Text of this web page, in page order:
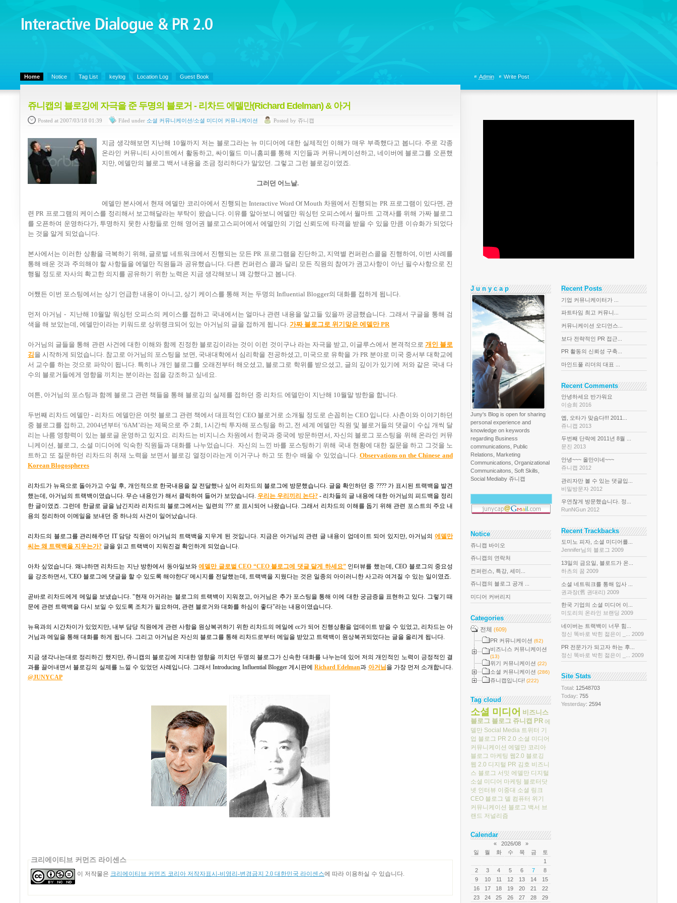
Interactive Dialogue &
PR 2.0
Home Notice Tag List keylog Location Log Guest Book
쥬니캡의 블로깅에 자극을 준 두명의 블로거 - 리차드 에델만(Richard Edelman) & 아거
Posted at 2007/03/18 01:39 Filed under 소셜 커뮤니케이션/소셜 미디어 커뮤니케이션 Posted by 쥬니캡
지금 생각해보면 지난해 10월까지 저는 블로그라는 뉴 미디어에 대한 실제적인 이해가 매우 부족했다고 봅니다. 주로 각종
온라인 커뮤니티 사이트에서 활동하고, 싸이월드 미니홈피를 통해 지인들과 커뮤니케이션하고, 네이버에 블로그를 오픈했
지만, 에델만의 블로그 백서 내용을 조금 정리하다가 말았던. 그렇고 그런 블로깅이였죠.
그러던 어느날.
에델만 본사에서 현재 에델만 코리아에서 진행되는 Interactive Word Of Mouth 차원에서 진행되는 PR 프로그램이 있다면, 관
련 PR 프로그램의 케이스를 정리해서 보고해달라는 부탁이 왔습니다. 이유를 알아보니 에델만 워싱턴 오피스에서 월마트 고객사를 위해 가짜 블로그
를 오픈하여 운영하다가, 투명하지 못한 사항들로 인해 영어권 블로고스피어에서 에델만의 기업 신뢰도에 타격을 받을 수 있을 만큼 이슈화가 되었다
는 것을 알게 되었습니다.
본사에서는 이러한 상황을 극복하기 위해, 글로벌 네트워크에서 진행되는 모든 PR 프로그램을 진단하고, 지역별 컨퍼런스콜을 진행하여, 이번 사례를
통해 배운 것과 주의해야 할 사항들을 에델만 직원들과 공유했습니다. 다른 컨퍼런스 콜과 달리 모든 직원의 참여가 권고사항이 아닌 필수사항으로 진
행될 정도로 자사의 확고한 의지를 공유하기 위한 노력은 지금 생각해보니 꽤 강했다고 봅니다.
어쨌든 이번 포스팅에서는 상기 언급한 내용이 아니고, 상기 케이스를 통해 저는 두명의 Influential Blogger의 대화를 접하게 됩니다.
먼저 아거님 - 지난해 10월말 워싱턴 오피스의 케이스를 접하고 국내에서는 얼마나 관련 내용을 알고들 있을까 궁금했습니다. 그래서 구글을 통해 검
색을 해 보았는데, 에델만이라는 키워드로 상위랭크되어 있는 아거님의 글을 접하게 됩니다. 가짜 블로그로 위기맞은 에델만 PR
아거님의 글들을 통해 관련 사건에 대한 이해와 함께 진정한 블로깅이라는 것이 이런 것이구나 라는 자극을 받고, 이글루스에서 본격적으로 개인 블로
깅을 시작하게 되었습니다. 참고로 아거님의 포스팅을 보면, 국내대학에서 심리학을 전공하셨고, 미국으로 유학을 가 PR 분야로 미국 중서부 대학교에
서 교수를 하는 것으로 파악이 됩니다. 특히나 개인 블로그를 오래전부터 해오셨고, 블로그로 학위를 받으셨고, 글의 깊이가 있기에 저와 같은 국내 다
수의 블로거들에게 영향을 끼치는 분이라는 점을 강조하고 싶네요.
여튼, 아거님의 포스팅과 함께 블로그 관련 책들을 통해 블로깅의 실제를 접하던 중 리차드 에델만이 지난해 10월말 방한을 합니다.
두번째 리차드 에델만 - 리차드 에델만은 여럿 블로그 관련 책에서 대표적인 CEO 블로거로 소개될 정도로 손꼽히는 CEO 입니다. 사촌이와 이야기하던
중 블로그를 접하고, 2004년부터 ‘6AM’라는 제목으로 주 2회, 1시간씩 투자해 포스팅을 하고, 전 세계 에델만 직원 및 블로거들의 댓글이 수십 개씩 달
리는 나름 영향력이 있는 블로글 운영하고 있지요. 리차드는 비지니스 차원에서 한국과 중국에 방문하면서, 자신의 블로그 포스팅을 위해 온라인 커뮤
니케이션, 블로그, 소셜 미디어에 익숙한 직원들과 대화를 나누었습니다. 자신의 느낀 바를 포스팅하기 위해 국내 현황에 대한 질문을 하고 그것을 노
트하고 또 질문하던 리차드의 취재 노력을 보면서 블로깅 열정이라는게 이거구나 하고 또 한수 배울 수 있었습니다. Observations on the Chinese and
Korean Blogospheres
리차드가 뉴욕으로 돌아가고 수일 후, 개인적으로 한국내용을 잘 전달했나 싶어 리차드의 블로그에 방문했습니다. 글을 확인하던 중 ???? 가 표시된 트랙백을 발견
했는데, 아거님의 트랙백이였습니다. 무슨 내용인가 해서 클릭하여 들어가 보았습니다. 우리는 우리끼리 논다? - 리차들의 글 내용에 대한 아거님의 피드백을 정리
한 글이였죠. 그런데 한글로 글을 남긴지라 리차드의 블로그에서는 일련의 ??? 로 표시되어 나왔습니다. 그래서 리차드의 이해를 돕기 위해 관련 포스트의 주요 내
용의 정리하여 이메일을 보내던 중 하나의 사건이 일어났습니다.
리차드의 블로그를 관리해주던 IT 담당 직원이 아거님의 트랙백을 지우게 된 것입니다. 지금은 아거님의 관련 글 내용이 업데이트 되어 있지만, 아거님의 에델만
씨는 왜 트랙백을 지우는가? 글을 읽고 트랙백이 지워진걸 확인하게 되었습니다.
아차 싶었습니다. 왜냐하면 리차드는 지난 방한에서 동아일보와에델만 글로벌 CEO “CEO 블로그에 댓글 달게 하세요”인터뷰를 했는데, CEO 블로그의 중요성
을 강조하면서, 'CEO 블로그에 댓글을 할 수 있도록 해야한다' 메시지를 전달했는데, 트랙백을 지웠다는 것은 일종의 아이러니한 사고라 여겨질 수 있는 일이였죠.
곧바로 리차드에게 메일을 보냈습니다. "현재 아거라는 블로그의 트랙백이 지워졌고, 아거님은 추가 포스팅을 통해 이에 대한 궁금증을 표현하고 있다. 그렇기 때
문에 관련 트랙백을 다시 보일 수 있도록 조치가 필요하며, 관련 블로거와 대화를 하심이 좋다"라는 내용이였습니다.
뉴욕과의 시간차이가 있었지만, 내부 담당 직원에게 관련 사항을 원상복귀하기 위한 리차드의 메일에 cc가 되어 진행상황을 업데이트 받을 수 있었고, 리차드는 아
거님과 메일을 통해 대화를 하게 됩니다. 그리고 아거님은 자신의 블로그를 통해 리차드로부터 메일을 받았고 트랙백이 원상복귀되었다는 글을 올리게 됩니다.
지금 생각나는대로 정리하긴 했지만, 쥬니캡의 블로깅에 지대한 영향을 끼치던 두명의 블로그가 신속한 대화를 나누는데 있어 저의 개인적인 노력이 긍정적인 결
과를 끌어내면서 블로깅의 실제를 느낄 수 있었던 사례입니다. 그래서 Introducing Influential Blogger 게시판에Richard Edelman과 아거님 을 가장 먼저 소개합니다.
@JUNYCAP
크리에이티브 커먼즈 라이센스
이 저작물은 크리에이티브 커먼즈 코리아 저작자표시-비영리-변경금지 2.0 대한민국 라이센스에 따라 이용하실 수 있습니다.
Admin Write Post
J u n y c a p
Juny's Blog is open for sharing
personal experience and
knowledge on keywords
regarding Business
communications, Public
Relations, Marketing
Communications, Organizational
Communicaitons, Soft Skills,
Social Mediaby 쥬니캡
Notice
쥬니캡 바이오
쥬니캡의 연락처
컨퍼런스, 특강, 세미...
쥬니캡의 블로그 공개 ...
미디어 커버리지
Categories
전체 (609)
PR 커뮤니케이션 (62)
비즈니스 커뮤니케이션
(13)
위기 커뮤니케이션 (22)
소셜 커뮤니케이션 (286)
쥬니캡입니다! (222)
Tag cloud
소셜 미디어 비즈니스
블로그 블로그 쥬니캡 PR 에
델만 Social Media 트위터 기
업 블로그 PR 2.0 소셜 미디어
커뮤니케이션 에델만 코리아
블로그 마케팅 웹2.0 블로깅
웹 2.0 디지털 PR 김호 비즈니
스 블로그 서밋 에델만 디지털
소셜 미디어 마케팅 블로터닷
넷 인터뷰 이중대 소셜 링크
CEO 블로그 델 컴퓨터 위기
커뮤니케이션 블로그 백서 브
랜드 저널리즘
Calendar
« 2026/08
»
일
월 화 수 목 금
토
1
2
3 4 5 6 7
8
9
10 11 12 13 14
15
16
17 18 19 20 21
22
23
24 25 26 27 28 29
Recent Posts
기업 커뮤니케이터가 ...
파트타임 최고 커뮤니...
커뮤니케이션 오디언스...
보다 전략적인 PR 접근...
PR 활동의 신뢰성 구축...
마인드풀 리더의 대표 ...
Recent Comments
안녕하세요 반가워요
이승희 2016
옙, 오타가 맞슴다!!! 2011...
쥬니캡 2013
두번째 단락에 2011년 8월 ...
문진 2013
안녕~~~ 올만이네~~~
쥬니캡 2012
관리자만 볼 수 있는 댓글입...
비밀방문자 2012
우연찮게 방문했습니다. 정...
RunNGun 2012
Recent Trackbacks
도미노 피자, 소셜 미디어를...
Jennifer님의 블로그 2009
13일의 금요일, 블로드가 온...
하츠의 꿈 2009
소셜 네트워크를 통해 입사 ...
권과장(舊 권대리) 2009
한국 기업의 소셜 미디어 이...
미도리의 온라인 브랜딩 2009
네이버는 트랙백이 너무 힘...
정신 똑바로 박힌 젊은이 _... 2009
PR 전문가가 되고자 하는 후...
정신 똑바로 박힌 젊은이 _... 2009
Site Stats
Total: 12548703
Today: 755
Yesterday: 2594